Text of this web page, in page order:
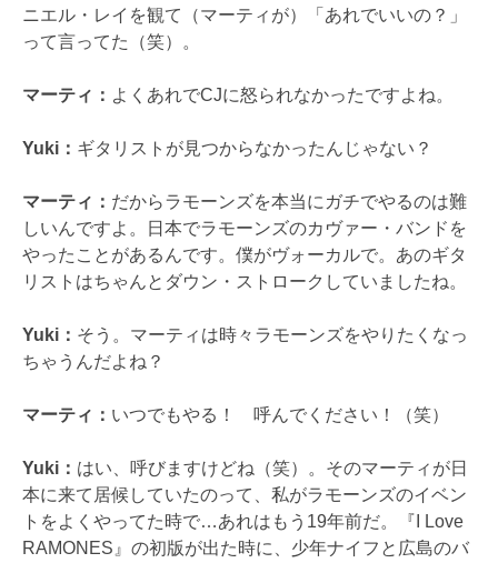
ニエル・レイを観て（マーティが）「あれでいいの？」
って言ってた（笑）。
マーティ： よくあれでCJに怒られなかったですよね。
Yuki： ギタリストが見つからなかったんじゃない？
マーティ： だからラモーンズを本当にガチでやるのは難
しいんですよ。日本でラモーンズのカヴァー・バンドを
やったことがあるんです。僕がヴォーカルで。あのギタ
リストはちゃんとダウン・ストロークしていましたね。
Yuki： そう。マーティは時々ラモーンズをやりたくなっ
ちゃうんだよね？
マーティ： いつでもやる！ 呼んでください！（笑）
Yuki： はい、呼びますけどね（笑）。そのマーティが日
本に来て居候していたのって、私がラモーンズのイベン
トをよくやってた時で…あれはもう19年前だ。『I Love
RAMONES』の初版が出た時に、少年ナイフと広島のバ